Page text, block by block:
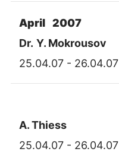
April 2007
Dr. Y. Mokrousov
25.04.07 - 26.04.07
A. Thiess
25.04.07 - 26.04.07